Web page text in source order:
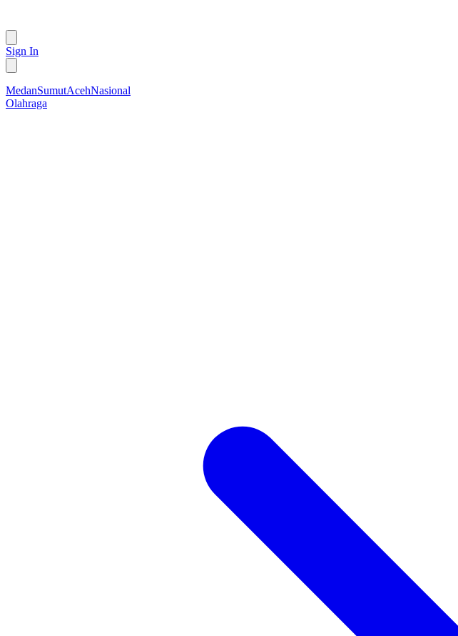
Sign In
MedanSumutAcehNasional
Olahraga